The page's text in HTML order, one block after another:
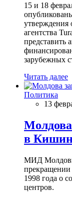
15 и 18
утверждения
агентства
представить
зарубежных
Читать далее
Политика
13
в
МИД
прекращении
1998 года о
центров.